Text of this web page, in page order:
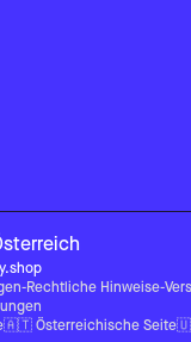
-Rechtliche Hinweise-
🇦🇹 Österreichische Seite